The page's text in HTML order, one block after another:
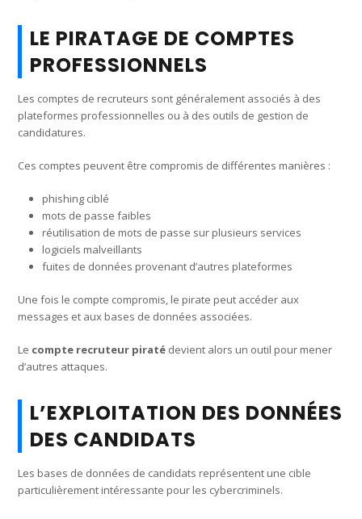
LE PIRATAGE DE COMPTES
PROFESSIONNELS
Les comptes de recruteurs sont généralement associés à des
plateformes professionnelles ou à des outils de gestion de
candidatures.
Ces comptes peuvent être compromis de différentes manières :
phishing ciblé
mots de passe faibles
réutilisation de mots de passe sur plusieurs services
logiciels malveillants
fuites de données provenant d’autres plateformes
Une fois le compte compromis, le pirate peut accéder aux
messages et aux bases de données associées.
Le compte recruteur piraté devient alors un outil pour mener
d’autres attaques.
L’EXPLOITATION DES DONNÉES
DES CANDIDATS
Les bases de données de candidats représentent une cible
particulièrement intéressante pour les cybercriminels.